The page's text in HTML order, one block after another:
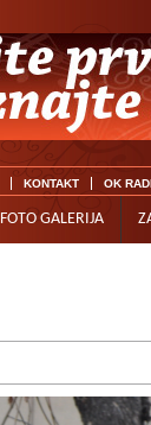
KONTAKT OK
FOTO GALERIJA